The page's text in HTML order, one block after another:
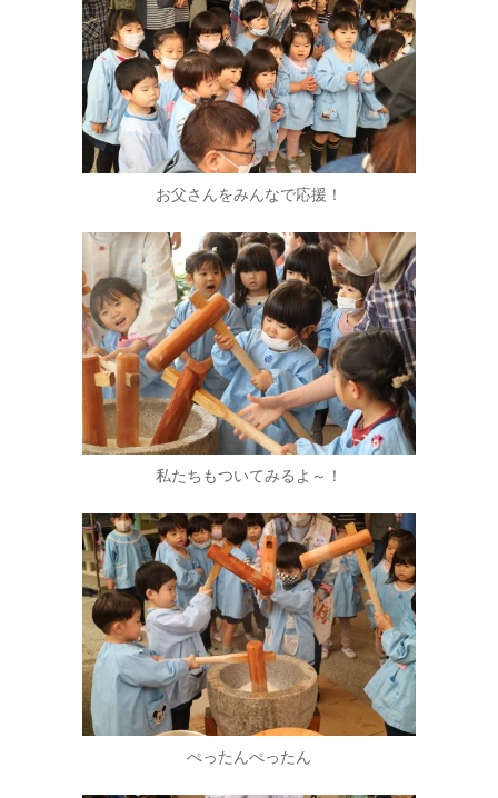
お父さんをみんなで応援！
私たちもついてみるよ～！
ぺったんぺったん